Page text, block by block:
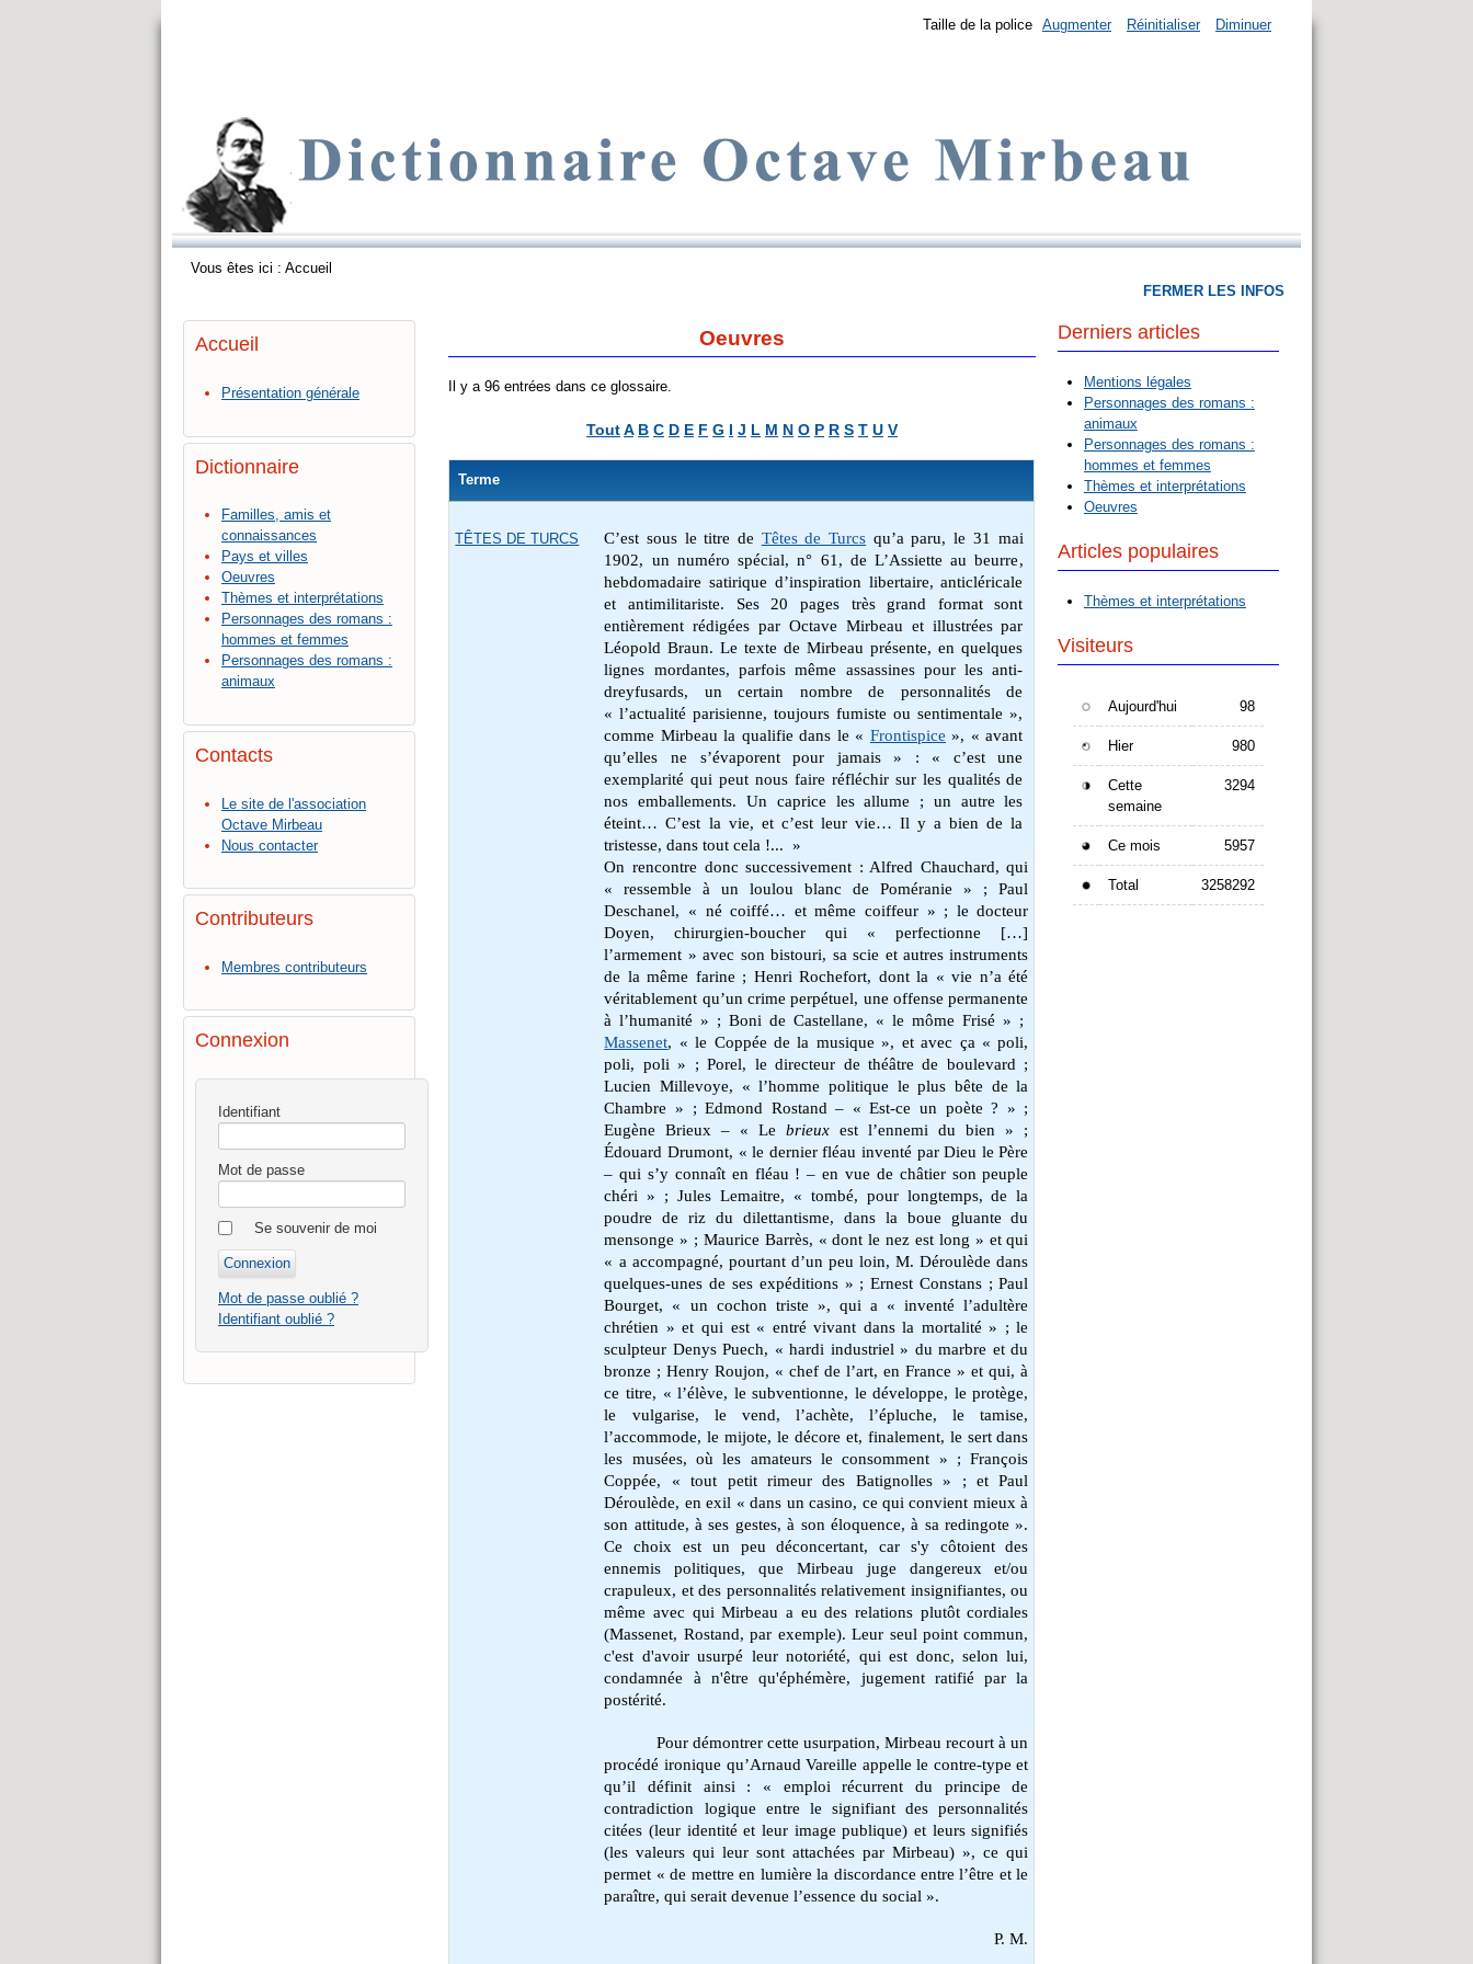
Taille de la police Augmenter Réinitialiser Diminuer
Vous êtes ici : Accueil
Accueil
Présentation générale
Dictionnaire
Familles, amis et
connaissances
Pays et villes
Oeuvres
Thèmes et interprétations
Personnages des romans :
hommes et femmes
Personnages des romans :
animaux
Contacts
Le site de l'association
Octave Mirbeau
Nous contacter
Contributeurs
Membres contributeurs
Connexion
Identifiant
Mot de passe
Se souvenir de moi
Mot de passe oublié ?
Identifiant oublié ?
Oeuvres
Il y a 96 entrées dans ce glossaire.
ToutA B C D E F G I J L M N O P R S T U V
Terme
TÊTES DE TURCS C’est sous le titre de Têtes de Turcs qu’a paru, le 31 mai
1902, un numéro spécial, n° 61, deL’Assiette au beurre,
hebdomadaire satirique d’inspiration libertaire, anticléricale
et antimilitariste. Ses 20 pages très grand format sont
entièrement rédigées par Octave Mirbeau et illustrées par
Léopold Braun. Le texte de Mirbeau présente, en quelques
lignes mordantes, parfois même assassines pour les anti-
dreyfusards, un certain nombre de personnalités de
« l’actualité parisienne, toujours fumiste ou sentimentale »,
comme Mirbeau la qualifie dans le « Frontispice », « avant
qu’elles ne s’évaporent pour jamais » : « c’est une
exemplarité qui peut nous faire réfléchir sur les qualités de
nos emballements. Un caprice les allume ; un autre les
éteint… C’est la vie, et c’est leur vie… Il y a bien de la
tristesse, dans tout cela !... »
On rencontre donc successivement : Alfred Chauchard, qui
« ressemble à un loulou blanc de Poméranie » ; Paul
Deschanel, « né coiffé… et même coiffeur » ; le docteur
Doyen, chirurgien-boucher qui « perfectionne […]
l’armement » avec son bistouri, sa scie et autres instruments
de la même farine ; Henri Rochefort, dont la « vie n’a été
véritablement qu’un crime perpétuel, une offense permanente
à l’humanité » ; Boni de Castellane, « le môme Frisé » ;
Massenet, « le Coppée de la musique », et avec ça « poli,
poli, poli » ; Porel, le directeur de théâtre de boulevard ;
Lucien Millevoye, « l’homme politique le plus bête de la
Chambre » ; Edmond Rostand – « Est-ce un poète ? » ;
Eugène Brieux – « Lebrieuxest l’ennemi du bien » ;
Édouard Drumont, « le dernier fléau inventé par Dieu le Père
– qui s’y connaît en fléau ! – en vue de châtier son peuple
chéri » ; Jules Lemaitre, « tombé, pour longtemps, de la
poudre de riz du dilettantisme, dans la boue gluante du
mensonge » ; Maurice Barrès, « dont le nez est long » et qui
« a accompagné, pourtant d’un peu loin, M. Déroulède dans
quelques-unes de ses expéditions » ; Ernest Constans ; Paul
Bourget, « un cochon triste », qui a « inventé l’adultère
chrétien » et qui est « entré vivant dans la mortalité » ; le
sculpteur Denys Puech, « hardi industriel » du marbre et du
bronze ; Henry Roujon, « chef de l’art, en France » et qui, à
ce titre, « l’élève, le subventionne, le développe, le protège,
le vulgarise, le vend, l’achète, l’épluche, le tamise,
l’accommode, le mijote, le décore et, finalement, le sert dans
les musées, où les amateurs le consomment » ; François
Coppée, « tout petit rimeur des Batignolles » ; et Paul
Déroulède, en exil « dans un casino, ce qui convient mieux à
son attitude, à ses gestes, à son éloquence, à sa redingote ».
Ce choix est un peu déconcertant, car s'y côtoient des
ennemis politiques, que Mirbeau juge dangereux et/ou
crapuleux, et des personnalités relativement insignifiantes, ou
même avec qui Mirbeau a eu des relations plutôt cordiales
(Massenet, Rostand, par exemple). Leur seul point commun,
c'est d'avoir usurpé leur notoriété, qui est donc, selon lui,
condamnée à n'être qu'éphémère, jugement ratifié par la
postérité.
Pour démontrer cette usurpation, Mirbeau recourt à un
procédé ironique qu’Arnaud Vareille appelle le contre-type et
qu’il définit ainsi : « emploi récurrent du principe de
contradiction logique entre le signifiant des personnalités
citées (leur identité et leur image publique) et leurs signifiés
(les valeurs qui leur sont attachées par Mirbeau) », ce qui
permet « de mettre en lumière la discordance entre l’être et le
paraître, qui serait devenue l’essence du social ».
P. M.
FERMER LES INFOS
Derniers articles
Mentions légales
Personnages des romans :
animaux
Personnages des romans :
hommes et femmes
Thèmes et interprétations
Oeuvres
Articles populaires
Thèmes et interprétations
Visiteurs
Aujourd'hui 98
Hier 980
Cette
semaine
3294
Ce mois 5957
Total 3258292